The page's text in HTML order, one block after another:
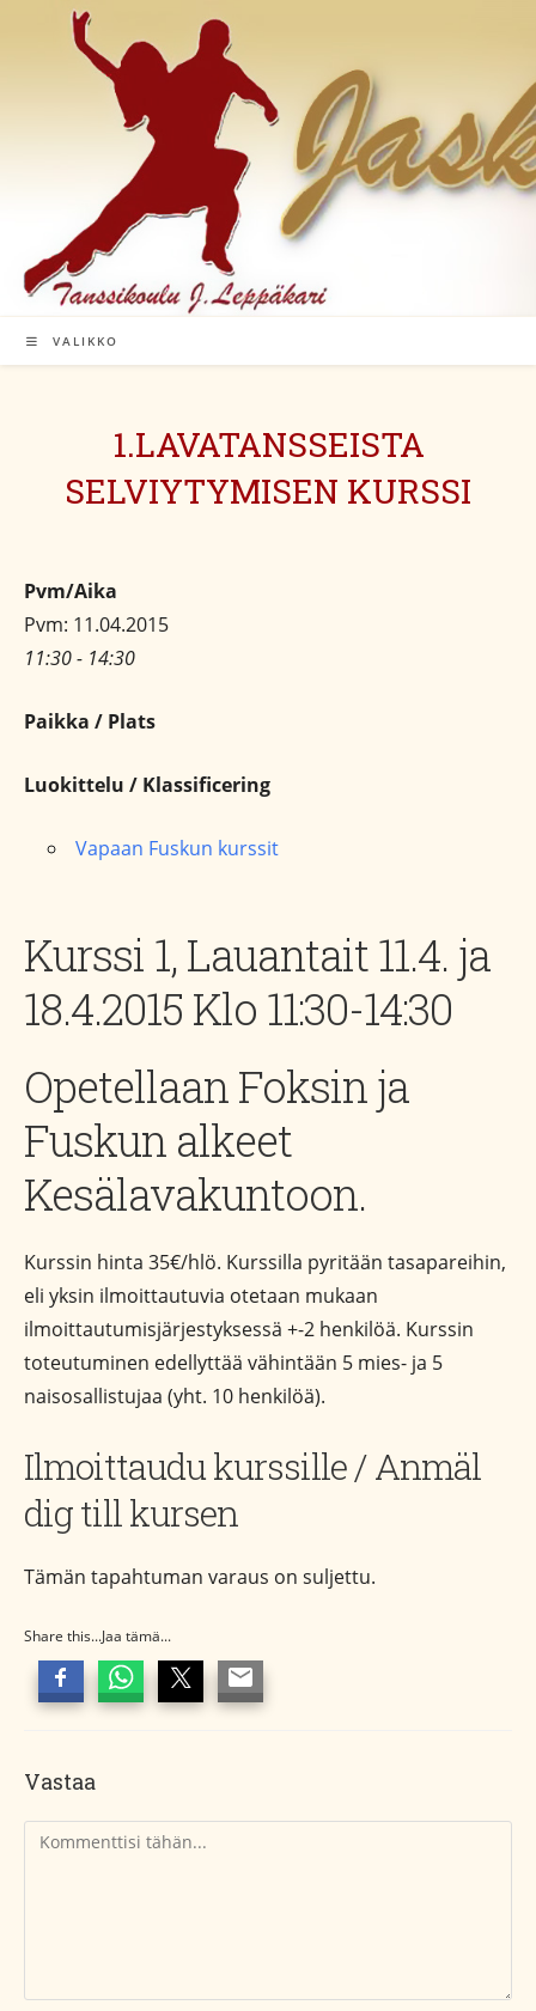
VALIKKO
1.LAVATANSSEISTA
SELVIYTYMISEN KURSSI
Pvm/Aika
Pvm: 11.04.2015
11:30 - 14:30
Paikka / Plats
Luokittelu / Klassificering
Vapaan Fuskun kurssit
Kurssi 1, Lauantait 11.4. ja
18.4.2015 Klo 11:30-14:30
Opetellaan Foksin ja
Fuskun alkeet
Kesälavakuntoon.
Kurssin hinta 35€/hlö. Kurssilla pyritään tasapareihin,
eli yksin ilmoittautuvia otetaan mukaan
ilmoittautumisjärjestyksessä +-2 henkilöä. Kurssin
toteutuminen edellyttää vähintään 5 mies- ja 5
naisosallistujaa (yht. 10 henkilöä).
Ilmoittaudu kurssille / Anmäl
dig till kursen
Tämän tapahtuman varaus on suljettu.
Share this...Jaa tämä...
Vastaa
Kommentti